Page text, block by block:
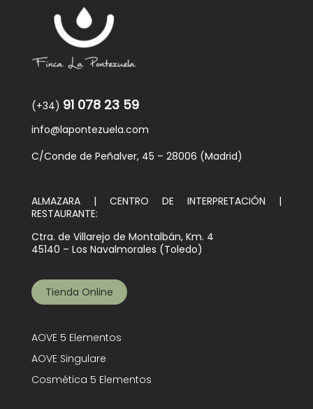
(+34) 91 078 23 59
info@lapontezuela.com
C/Conde de Peñalver, 45 – 28006 (Madrid)
ALMAZARA | CENTRO DE INTERPRETACIÓN |
RESTAURANTE:
Ctra. de Villarejo de Montalbán, Km. 4
45140 – Los Navalmorales (Toledo)
Tienda Online
AOVE 5 Elementos
AOVE Singulare
Cosmética 5 Elementos